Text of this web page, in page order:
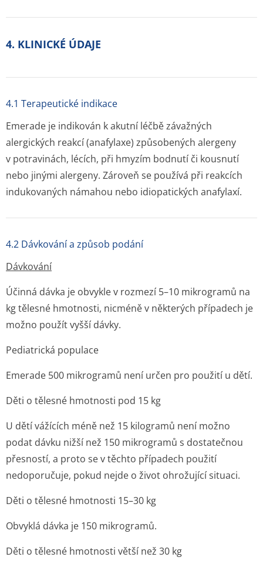
4. KLINICKÉ ÚDAJE
4.1 Terapeutické indikace
Emerade je indikován k akutní léčbě závažných
alergických reakcí (anafylaxe) způsobených alergeny
v potravinách, lécích, při hmyzím bodnutí či kousnutí
nebo jinými alergeny. Zároveň se používá při reakcích
indukovaných námahou nebo idiopatických anafylaxí.
4.2 Dávkování a způsob podání
Dávkování
Účinná dávka je obvykle v rozmezí 5–10 mikrogramů na
kg tělesné hmotnosti, nicméně v některých případech je
možno použít vyšší dávky.
Pediatrická populace
Emerade 500 mikrogramů není určen pro použití u dětí.
Děti o tělesné hmotnosti pod 15 kg
U dětí vážících méně než 15 kilogramů není možno
podat dávku nižší než 150 mikrogramů s dostatečnou
přesností, a proto se v těchto případech použití
nedoporučuje, pokud nejde o život ohrožující situaci.
Děti o tělesné hmotnosti 15–30 kg
Obvyklá dávka je 150 mikrogramů.
Děti o tělesné hmotnosti větší než 30 kg